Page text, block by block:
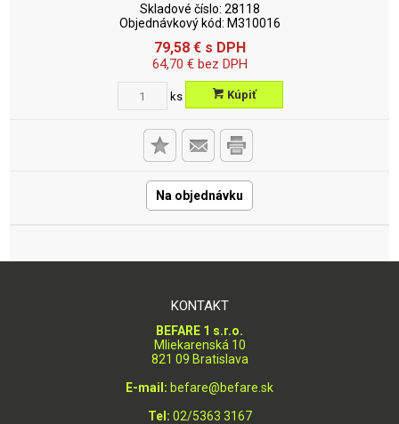
Skladové číslo: 28118
Objednávkový kód: M310016
79,58 €s DPH
64,70 €bez DPH
ks Kúpiť
Na objednávku
KONTAKT
BEFARE 1 s.r.o.
Mliekarenská 10
821 09 Bratislava
E-mail: befare@befare.sk
Tel: 02/5363 3167